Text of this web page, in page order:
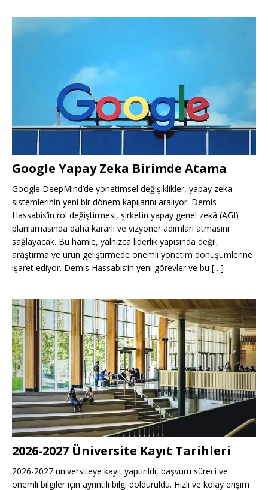
Google Yapay Zeka Birimde Atama
Google DeepMind’de yönetimsel değişiklikler, yapay zeka
sistemlerinin yeni bir dönem kapılarını aralıyor. Demis
Hassabis’in rol değiştirmesi, şirketin yapay genel zekâ (AGI)
planlamasında daha kararlı ve vizyoner adımları atmasını
sağlayacak. Bu hamle, yalnızca liderlik yapısında değil,
araştırma ve ürün geliştirmede önemli yönetim dönüşümlerine
işaret ediyor. Demis Hassabis’in yeni görevler ve bu […]
2026-2027 Üniversite Kayıt Tarihleri ​​
2026-2027 üniversiteye kayıt yaptırıldı, başvuru süreci ve
önemli bilgiler için ayrıntılı bilgi dolduruldu. Hızlı ve kolay erişim